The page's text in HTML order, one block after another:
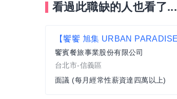
看過此職缺的人也看了...
饗賓餐旅事業股份有限公司
台北市-信義區
面議 (每月經常性薪資達四萬以上)